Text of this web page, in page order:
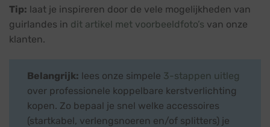
Tip: laat je inspireren door de vele mogelijkheden van
guirlandes in dit artikel met voorbeeldfoto’s van onze
klanten.
Belangrijk: lees onze simpele 3-stappen uitleg
over professionele koppelbare kerstverlichting
kopen. Zo bepaal je snel welke accessoires
(startkabel, verlengsnoeren en/of splitters) je